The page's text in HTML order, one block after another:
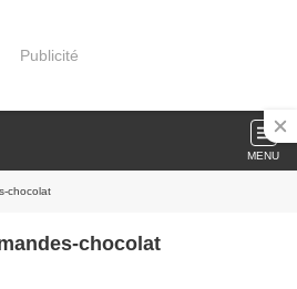
Publicité
MENU
chocolat
chocolat